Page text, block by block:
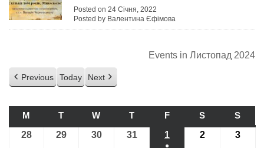
Posted on 24 Січня, 2022
Posted by Валентина Єфімова
Events in Листопад 2024
Previous Today Next
M ПОНЕДІЛОК
T ВІВТОРОК
W СЕРЕДА
TЧЕТВЕР
FП’ЯТНИЦЯ
S СУБОТА
S
28 28.10.2024
29 29.10.2024
3030.10.2024
3131.10.2024
1 01.11.2024
●
2 02.11.2024
3